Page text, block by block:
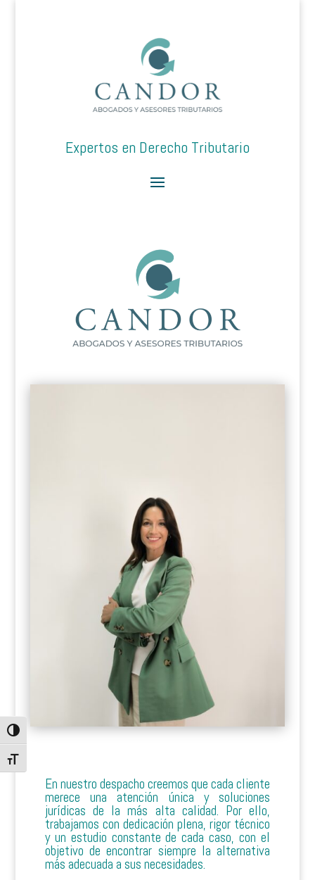
Alternar alto contraste
Alternar tamaño de letra
Expertos en Derecho Tributario
En nuestro despacho creemos que cada cliente
merece una atención única y soluciones
jurídicas de la más alta calidad. Por ello,
trabajamos con dedicación plena, rigor técnico
y un estudio constante de cada caso, con el
objetivo de encontrar siempre la alternativa
más adecuada a sus necesidades.